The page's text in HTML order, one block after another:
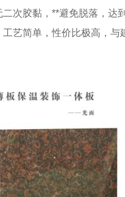
次胶黏，**避免脱落，达
艺简单，性价比极高，与